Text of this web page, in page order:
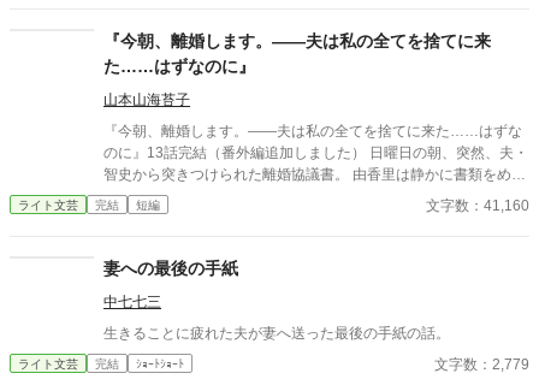
って私や私の両親にやさしくしてくれる 素敵な旦那さま・・だと
思ってきたのに。 隠された夫の一面を知った日から、眞奈の苦悩
が 始まる。 苦しくて、悲しくてもののすごく惨めで・・ 消えて
しまいたいと思う眞奈は小さな子供のように 大きな声で泣いた。
泣きながらも、よろけながらも、気がつけば 大地をしっかりと踏
みしめていた。 そう、立ち止まってなんていられない。 ☆－★－
☆－★＋☆－★－☆－★＋☆－★－☆－★ 2025.4.19☑～
​『今朝、離婚します。——夫は私の全てを捨てに来
た……はずなのに』 ​
山本山海苔子
​『今朝、離婚します。――夫は私の全てを捨てに来た……はずな
のに』13話完結（番外編追加しました） ​日曜日の朝、突然、夫・
智史から突きつけられた離婚協議書。 由香里は静かに書類をめく
る、その手が止まる。 ​『2025年11月3日：真っ赤な薔薇の灰契
約』 ​財産分与の項目に紛れ込む、意味不明な暗号のような文章。
ムリミット。 社内に潜むスパイの影。 ​これは、冷徹な元夫による
執拗な最後通告なのか、それとも――。 登場人物全員がエリート
の頭脳をフル活用して大誤訳を繰り広げる、スタイリッシュ・大
誤訳ラブコメディ、ここに開幕！ ​【登場人物】 ​藤沢智史 ・Fujiグ
女男子 ​藤沢由香里 ・アデリア社長／智史の元妻 ・趣味‥暗号解
ライト文芸 完結 短編 文字数：41,160
妻への最後の手紙
中七七三
生きることに疲れた夫が妻へ送った最後の手紙の話。
ライト文芸 完結 ｼｮｰﾄｼｮｰﾄ 文字数：2,779